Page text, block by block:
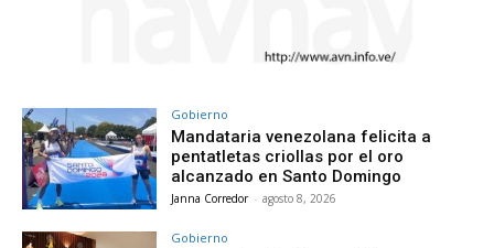
Gobierno
Mandataria venezolana felicita a
pentatletas criollas por el oro
alcanzado en Santo Domingo
Janna Corredor - agosto 8, 2026
Gobierno